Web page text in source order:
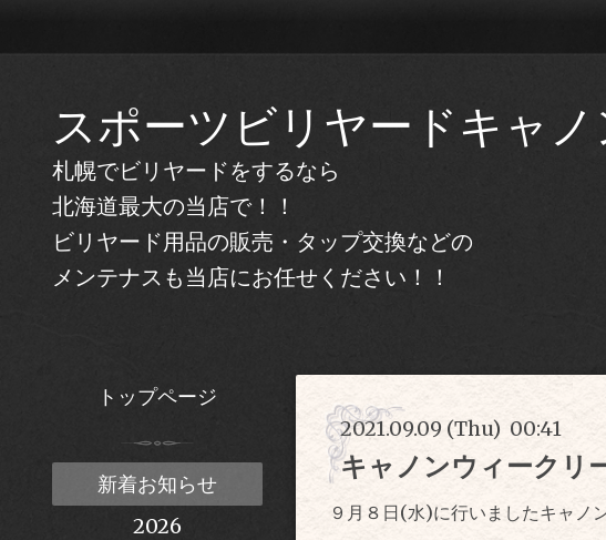
スポーツビリヤードキャ
札幌でビリヤードをするなら
北海道最大の当店で！！
ビリヤード用品の販売・タップ交換などの
メンテナスも当店にお任せください！！
2021.09.09 (Thu) 00:41
キャノンウィークリ
９月８日(水)に行いましたキャノ
トップページ
新着お知らせ
2026